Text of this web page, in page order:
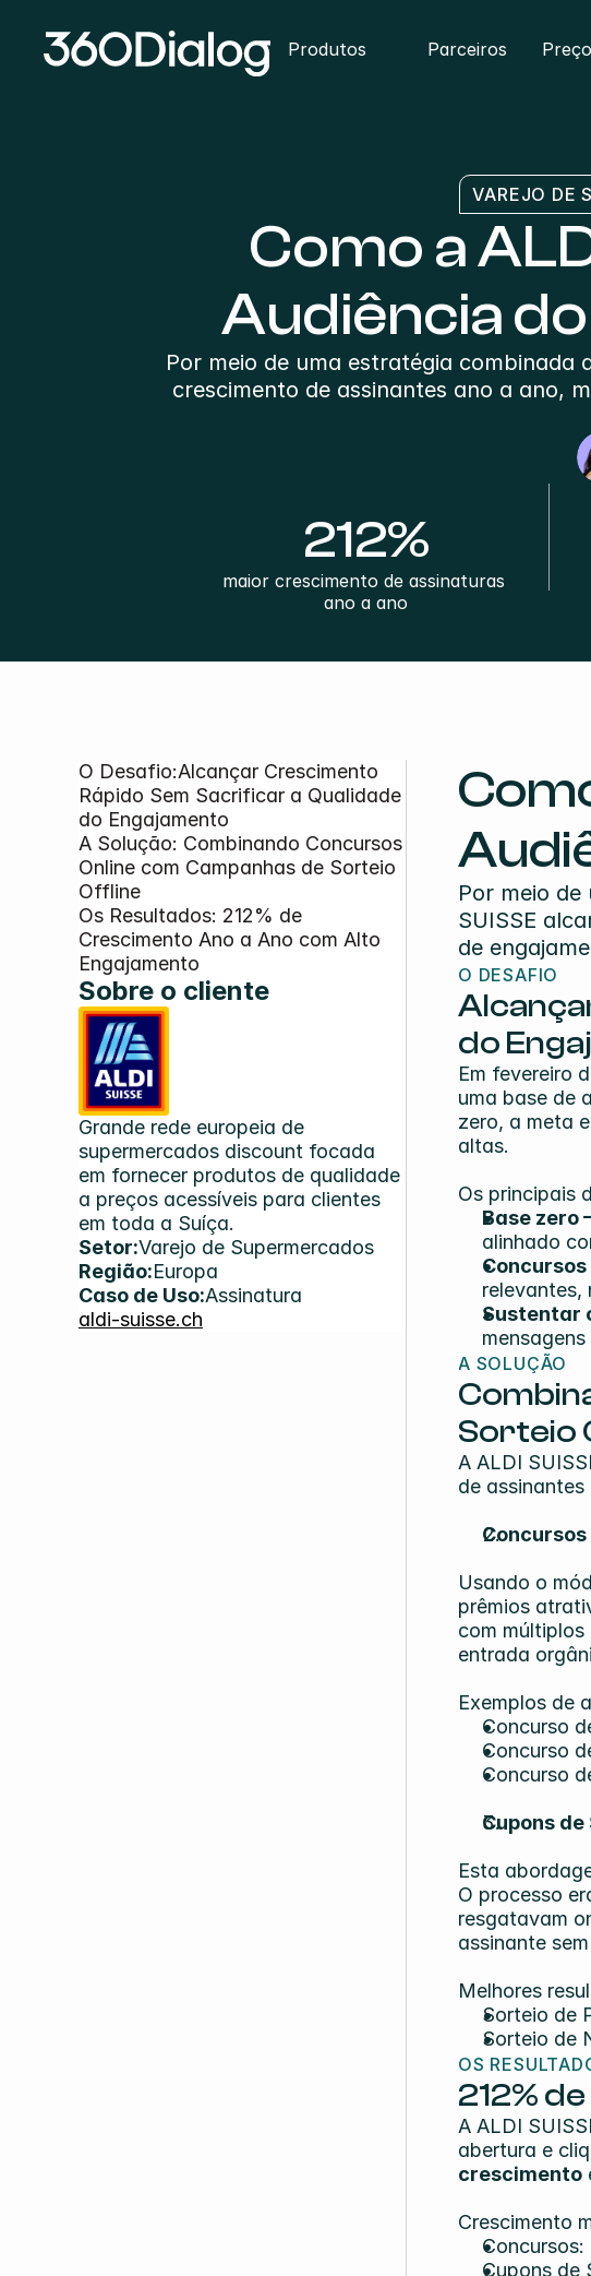
Produtos Parceiros
VAREJO DE
Como a
Audiência
Por meio de uma estratégia combinada
crescimento de assinantes ano a ano,
212%
maior crescimento de assinaturas
ano a ano
O Desafio:Alcançar Crescimento
Rápido Sem Sacrificar a Qualidade
do Engajamento
A Solução: Combinando Concursos
Online com Campanhas de Sorteio
Offline
Os Resultados: 212% de
Crescimento Ano a Ano com Alto
Engajamento
Sobre o cliente
Grande rede europeia de
supermercados discount focada
em fornecer produtos de qualidade
a preços acessíveis para clientes
em toda a Suíça.
Setor:Varejo de Supermercados
Região:Europa
Caso de Uso:Assinatura
aldi-suisse.ch
Por meio
SUISSE
de
O DESAFIO
do
Em fevereiro
uma base de
zero, a meta
altas.
Os principais
Base zero
alinhado
relevantes,
Sustentar
A SOLUÇÃO
Sorteio
A ALDI
de
Usando o
prêmios
com
entrada
Exemplos de
Concurso
Concurso
Concurso
Cupons
Esta
O processo
resgatavam
assinante
Melhores
Sorteio de
Sorteio de
OS
212%
A ALDI
abertura e
crescimento
Crescimento
Concursos:
Cupons de